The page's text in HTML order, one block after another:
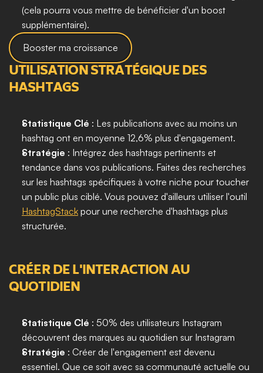
(cela pourra vous mettre de bénéficier d'un boost
supplémentaire).
Booster ma croissance
UTILISATION STRATÉGIQUE DES
HASHTAGS
Statistique Clé : Les publications avec au moins un
hashtag ont en moyenne 12,6% plus d'engagement.
Stratégie : Intégrez des hashtags pertinents et
tendance dans vos publications. Faites des recherches
sur les hashtags spécifiques à votre niche pour toucher
HashtagStack pour une recherche d'hashtags plus
structurée.
CRÉER DE L'INTERACTION AU
QUOTIDIEN
Statistique Clé : 50% des utilisateurs Instagram
découvrent des marques au quotidien sur Instagram
Stratégie : Créer de l'engagement est devenu
essentiel. Que ce soit avec sa communauté actuelle ou